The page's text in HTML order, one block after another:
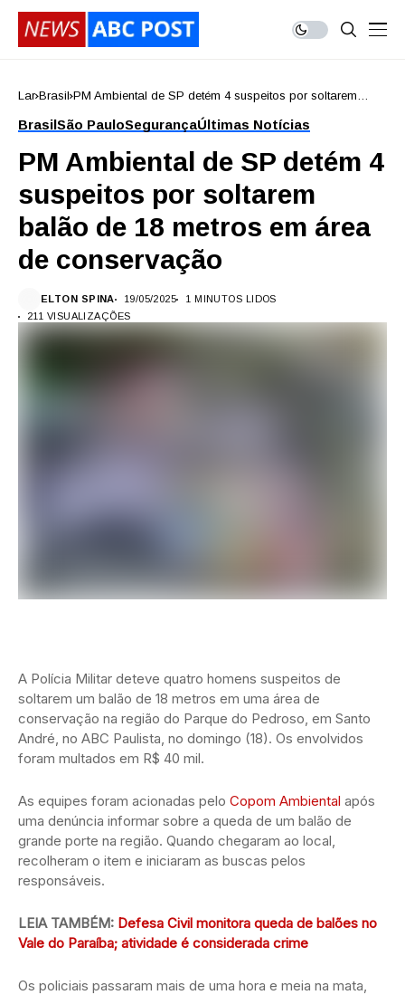
Lar Brasil PM Ambiental de SP detém 4 suspeitos por soltarem
BrasilSão PauloSegurançaÚltimas Notícias
PM Ambiental de SP detém 4
suspeitos por soltarem
balão de 18 metros em área
de conservação
ELTON SPINA 19/05/2025
1 MINUTOS LIDOS
211 VISUALIZAÇÕES
A Polícia Militar deteve quatro homens suspeitos de
soltarem um balão de 18 metros em uma área de
conservação na região do Parque do Pedroso, em Santo
André, no ABC Paulista, no domingo (18). Os envolvidos
foram multados em R$ 40 mil.
As equipes foram acionadas pelo Copom Ambiental após
uma denúncia informar sobre a queda de um balão de
grande porte na região. Quando chegaram ao local,
recolheram o item e iniciaram as buscas pelos
responsáveis.
LEIA TAMBÉM: Defesa Civil monitora queda de balões no
Vale do Paraíba; atividade é considerada crime
Os policiais passaram mais de uma hora e meia na mata,